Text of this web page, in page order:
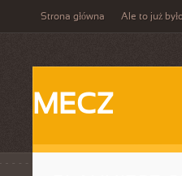
Strona główna Ale to już
MECZ